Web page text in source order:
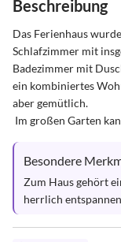
Beschreibung
Das Ferienhaus
Schlafzimmer mit
Badezimmer mit
ein kombiniertes
aber gemütlich.
Im großen Garten
Besondere
Zum Haus gehört
herrlich